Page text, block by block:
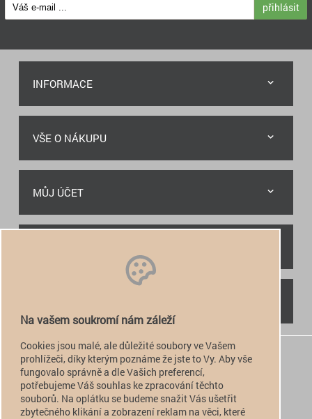
přihlásit
INFORMACE
VŠE O NÁKUPU
MŮJ ÚČET
 +420 774 949 776
 info@alfatactical.cz
Na vašem soukromí nám záleží
Cookies jsou malé, ale důležité soubory ve Vašem
prohlížeči, díky kterým poznáme že jste to Vy. Aby vše
fungovalo správně a dle Vašich preferencí,
potřebujeme Váš souhlas ke zpracování těchto
souborů. Na oplátku se budeme snažit Vás ušetřit
zbytečného klikání a zobrazení reklam na věci, které